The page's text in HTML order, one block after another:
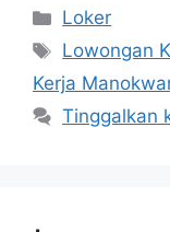
Kategori
Loker
Tag
Lowongan
Kerja
Tinggalkan